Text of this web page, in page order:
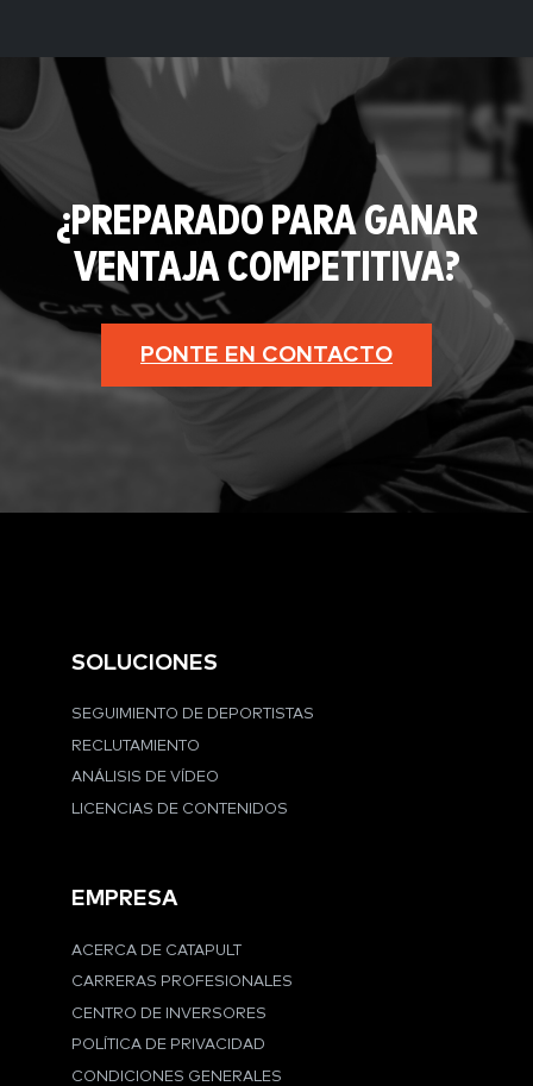
¿PREPARADO PARA GANAR
VENTAJA COMPETITIVA?
PONTE EN CONTACTO
SOLUCIONES
SEGUIMIENTO DE DEPORTISTAS
RECLUTAMIENTO
ANÁLISIS DE VÍDEO
LICENCIAS DE CONTENIDOS
EMPRESA
ACERCA DE CATAPULT
CARRERAS PROFESIONALES
CENTRO DE INVERSORES
POLÍTICA DE PRIVACIDAD
CONDICIONES GENERALES